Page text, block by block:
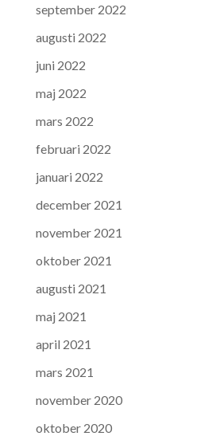
september 2022
augusti 2022
juni 2022
maj 2022
mars 2022
februari 2022
januari 2022
december 2021
november 2021
oktober 2021
augusti 2021
maj 2021
april 2021
mars 2021
november 2020
oktober 2020